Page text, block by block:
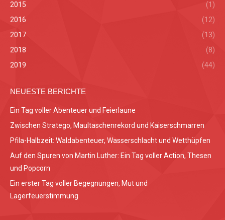
2015
(1)
2016
(12)
2017
(13)
2018
(8)
2019
(44)
NEUESTE BERICHTE
Ein Tag voller Abenteuer und Feierlaune
Zwischen Stratego, Maultaschenrekord und Kaiserschmarren
Pfila-Halbzeit: Waldabenteuer, Wasserschlacht und Wetthüpfen
Auf den Spuren von Martin Luther: Ein Tag voller Action, Thesen
und Popcorn
Ein erster Tag voller Begegnungen, Mut und
Lagerfeuerstimmung